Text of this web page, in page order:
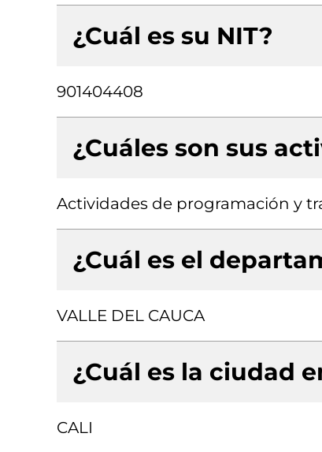
¿Cuál es su NIT?
901404408
¿Cuáles son sus
Actividades de programación y
¿Cuál es el
VALLE DEL CAUCA
¿Cuál es la ciudad
CALI